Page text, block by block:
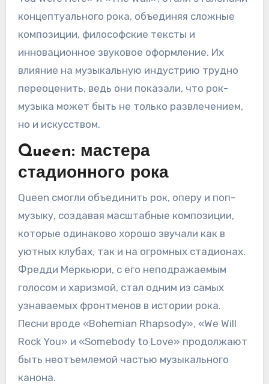
концептуального рока, объединяя сложные
композиции, философские тексты и
инновационное звуковое оформление. Их
влияние на музыкальную индустрию трудно
переоценить, ведь они показали, что рок-
музыка может быть не только развлечением,
но и искусством.
Queen: мастера
стадионного рока
Queen смогли объединить рок, оперу и поп-
музыку, создавая масштабные композиции,
которые одинаково хорошо звучали как в
уютных клубах, так и на огромных стадионах.
Фредди Меркьюри, с его неподражаемым
голосом и харизмой, стал одним из самых
узнаваемых фронтменов в истории рока.
Песни вроде «Bohemian Rhapsody», «We Will
Rock You» и «Somebody to Love» продолжают
быть неотъемлемой частью музыкального
канона.